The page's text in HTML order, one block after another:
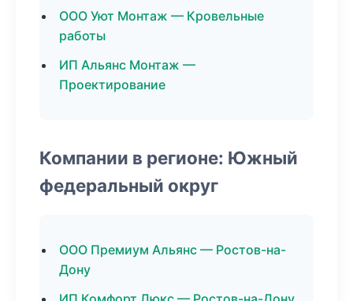
ООО Уют Монтаж — Кровельные
работы
ИП Альянс Монтаж —
Проектирование
Компании в регионе: Южный
федеральный округ
ООО Премиум Альянс — Ростов-на-
Дону